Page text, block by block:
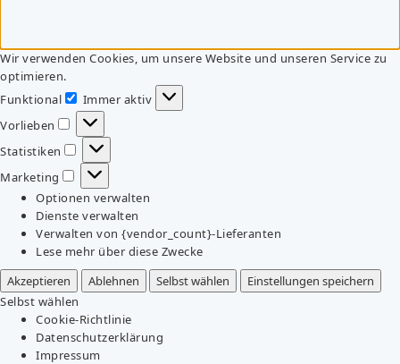
Wir verwenden Cookies, um unsere Website und unseren Service zu
optimieren.
Funktional
Funktional
Immer aktiv
Vorlieben
Vorlieben
Statistiken
Statistiken
Marketing
Marketing
Optionen verwalten
Dienste verwalten
Verwalten von {vendor_count}-Lieferanten
Lese mehr über diese Zwecke
Akzeptieren
Ablehnen Selbst wählen
Einstellungen speichern
Selbst wählen
Cookie-Richtlinie
Datenschutzerklärung
Impressum